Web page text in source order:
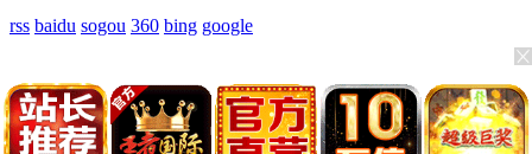
rss baidu sogou 360 bing google